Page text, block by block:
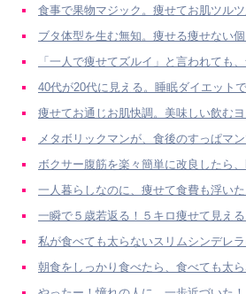
食事で果物マジック。痩せてお肌ツル
ブタ体型を生む無知。痩せる痩せない
「一人で痩せてズルイ」と言われても
40代が20代に見える。睡眠ダイエット
痩せてお通じお肌快調。美味しい飲む
メタボリックマンが、食後のすっぱマ
ボクサー腹筋を楽々簡単に改良したら
一人暮らしなのに、痩せて食費も浮い
一瞬で５歳若返る！５キロ痩せて見え
私が食べても太らないスリムシンデレ
朝食をしっかり食べたら、食べても太